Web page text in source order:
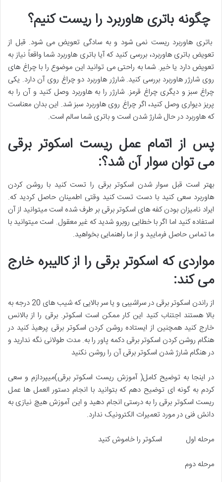
چگونه باتری هاوربرد را ریست کنیم؟
باتری هاوربرد ریست نمی شود و به سادگی تعویض می شود. قبل از
تعویض باتری هاوربرد، بررسی کنید که آیا باتری هاوربرد شما واقعاً نیاز به
تعویض دارد یا خیر. شما به راحتی می توانید این موضوع را با چراغ های
روی شارژر هاوربرد بررسی کنید. شارژر هاوربرد دو چراغ روی آن دارد. یکی
چراغ سبز و دیگری چراغ قرمز. شارژر را به هاوربرد وصل کنید و آن را به
پریز دیواری وصل کنید، اگر چراغ روی هاوربرد سبز شد. این بدان معناست
که هاوربرد در حال شارژ شدن است و باتری شما سالم است.
پس از اتمام عمل ریست اسکوتر برقی
می توان سوار آن شد؟:
بهتر است قبل سوار شدن اسکوتر برقی را تست کنید با روشن کردن
هاوربرد سعی کنید با دست تست کنید وقتی اطمینان حاصل کردید که.
ایراد نامیزان بودن کفه های اسکوتر برقی بر طرف شده است میتوانید از آن
استفاده کنید اما اگر با خطایی روبرو شدید که غیر معقول. است میتوانید با
ما تماس حاصل فرمایید و از ما راهنمایی بخواهید.
مواردی که اسکوتر برقی را از کالیبره خارج
می کند:
از راندن اسکوتر برقی در سراشیبی و یا سر بالایی که شیب های 20 درجه به
بالا هستند اجتناب کنید این کار ممکن است اسکوتر. برقی را از بالانس
خارج کنید همچنین از ایستاده روشن کردن اسکوتر برقی پرهیذ کنید در
هنگام روشن کردن اسکوتر برقی دکمه پاور را به. مدت طولانی نگه ندارید و
در هنگام شارژ شدن اسکوتر برقی آن را روشن نکنید
در اینجا به توضیح کامل( آموزش ریست اسکوتر برقی)میپردازم و سعی
کردم به گونه ای توضیح دهم که بتوانید با انجام دستور العمل ها عمل
ریست اسکوتر برقی را به درستی انجام دهید و این آموزش هیچ نیازی به
دانش فنی در مورد تعمیرات الکترونیک ندارد.
مرحله اول اسکوتر را خاموش کنید
مرحله دوم